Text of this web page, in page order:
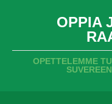
OPPIA
OPETTELEMME